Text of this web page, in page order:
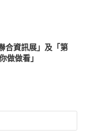
合資訊展」及「第
做做看」